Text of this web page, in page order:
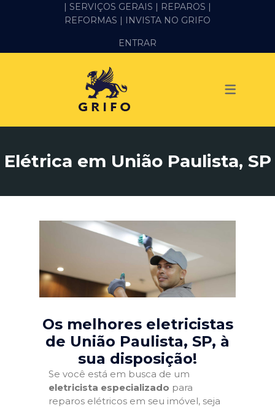
ALVENARIA E PEDREIRO
IMPERMEABILIZAÇÃO
REFORMA
| SERVIÇOS GERAIS | REPAROS |
REFORMAS | INVISTA NO GRIFO
ENTRAR
Elétrica em União Paulista, SP
Os melhores eletricistas
de União Paulista, SP, à
sua disposição!
Se você está em busca de um
eletricista especializado para
reparos elétricos em seu imóvel, seja